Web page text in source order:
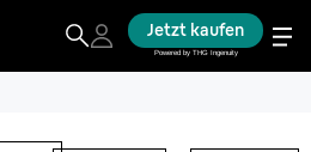
Jetzt kaufen
Powered by THG Ingenuity